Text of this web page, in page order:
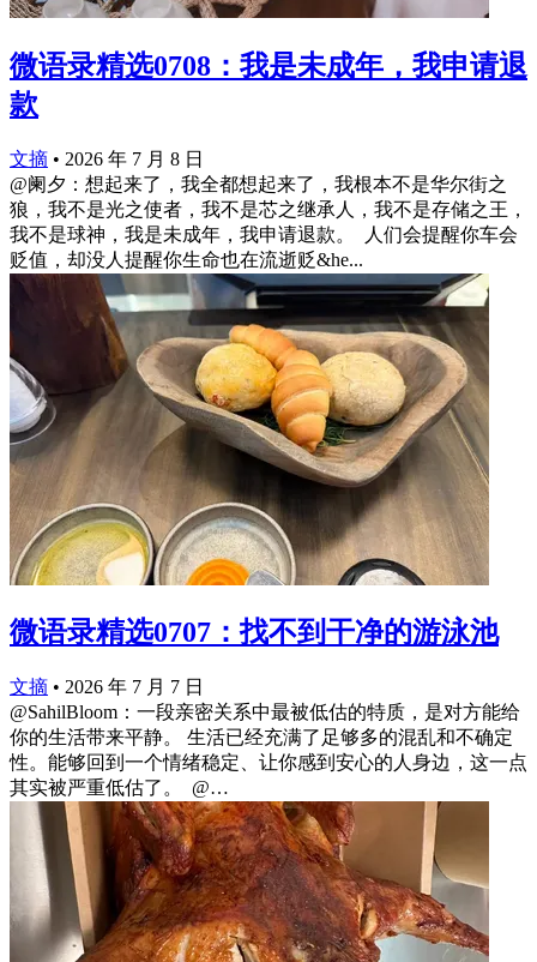
微语录精选0708：我是未成年，我申请退
款
文摘 • 2026 年 7 月 8 日
@阑夕：想起来了，我全都想起来了，我根本不是华尔街之
狼，我不是光之使者，我不是芯之继承人，我不是存储之王，
我不是球神，我是未成年，我申请退款。 ​​​ 人们会提醒你车会
贬值，却没人提醒你生命也在流逝贬&he...
微语录精选0707：找不到干净的游泳池
文摘 • 2026 年 7 月 7 日
@SahilBloom：一段亲密关系中最被低估的特质，是对方能给
你的生活带来平静。 生活已经充满了足够多的混乱和不确定
性。能够回到一个情绪稳定、让你感到安心的人身边，这一点
其实被严重低估了。 ​​ @…